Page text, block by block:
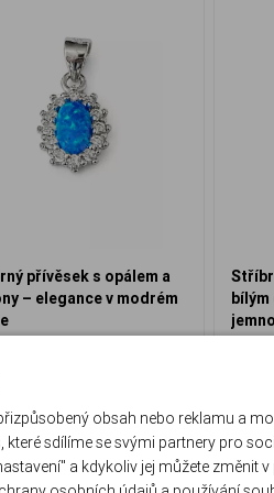
přívěsek s opálem a
– elegance v modrém
790 Kč
Do košíku
bílým
obsah nebo reklamu a
sdílíme se svými partnery pro
a kdykoliv jej můžete změnit